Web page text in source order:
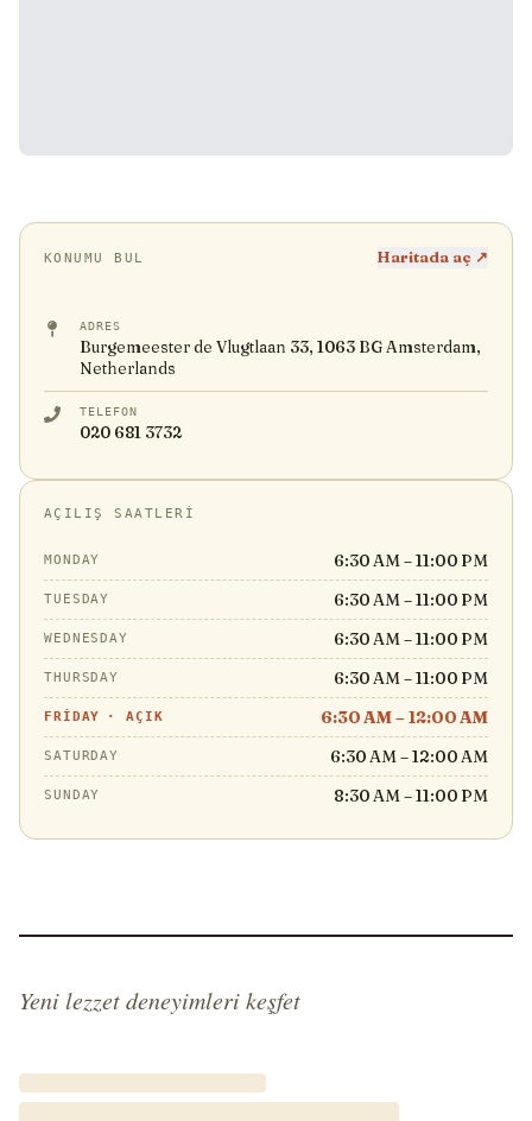
KONUMU BUL Haritada aç ↗
ADRES
Burgemeester de Vlugtlaan 33, 1063 BG Amsterdam,
Netherlands
TELEFON
020 681 3732
AÇILIŞ SAATLERI
MONDAY 6:30 AM – 11:00 PM
TUESDAY 6:30 AM – 11:00 PM
WEDNESDAY 6:30 AM – 11:00 PM
THURSDAY 6:30 AM – 11:00 PM
FRIDAY ·AÇIK 6:30 AM – 12:00 AM
SATURDAY 6:30 AM – 12:00 AM
SUNDAY 8:30 AM – 11:00 PM
Yeni lezzet deneyimleri keşfet